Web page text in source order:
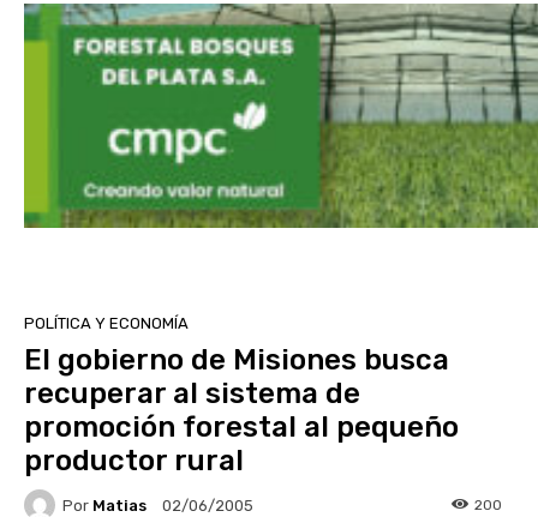
POLÍTICA Y ECONOMÍA
El gobierno de Misiones busca
recuperar al sistema de
promoción forestal al pequeño
productor rural
Por Matias 02/06/2005 200